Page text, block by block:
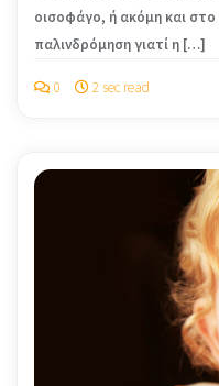
οισοφάγο, ή ακόμη και
παλινδρόμηση γιατί η […]
0 2 sec read